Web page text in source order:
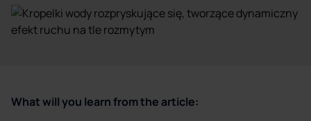
What will you learn from the article: